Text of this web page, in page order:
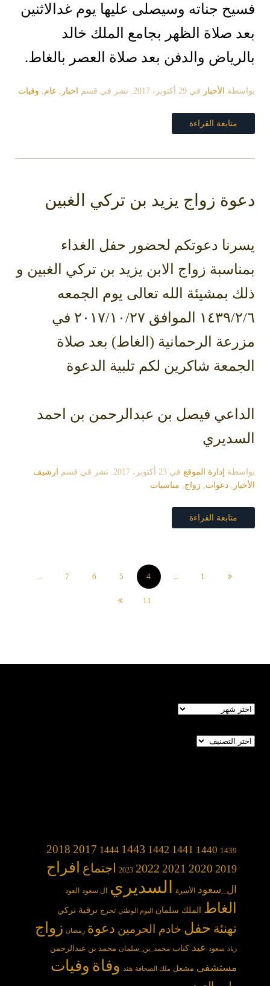
فسيح جناته وسيصلى عليها يوم غدالاثنين
بعد صلاة الظهر بجامع الملك خالد
بالرياض والدفن بعد صلاة العصر بالغاط.
بواسطة الأخبار في 29 أكتوبر، 2017 . نشر في قسم اخبار عام وفيات
متابعة القراءة
دعوة زواج يزيد بن تركي الغبين
يسرنا دعوتكم لحضور حفل الغداء
بمناسبة زواج الابن يزيد بن تركي الغبين و
ذلك بمشيئة الله تعالى يوم الجمعه
١٤٣٩/٢/٦ الموافق ٢٠١٧/١٠/٢٧ في
مزرعة الرحمانية (الغاط) بعد صلاة
الجمعة شاكرين لكم تلبية الدعوة
الداعي فيصل بن عبدالرحمن بن احمد
السديري
بواسطة إدارة الموقع في 23 أكتوبر، 2017 . نشر في قسم
ارشيف
الأخبار
دعوات زواج مناسبات
متابعة القراءة
1
4
5
6
7
11
الأرشيف
تصنيفات
1439
1440
1441
1442
1443
1444
2017
2018
2019
2020
2021
2022
2023 اجتماع افراح
ال_سعود الأسرة السديري ال سعود العود
الغاط الملك سلمان اليوم الوطني تخرج ترقية تركي
تهنئة حفل خادم الحرمين دعوة رمضان زواج
زياد سعود عيد كتاب محمد_بن_سلمان محمد بن عبدالرحمن
مستشفى مشعل ملك الصحافة هند وفاة وفيات